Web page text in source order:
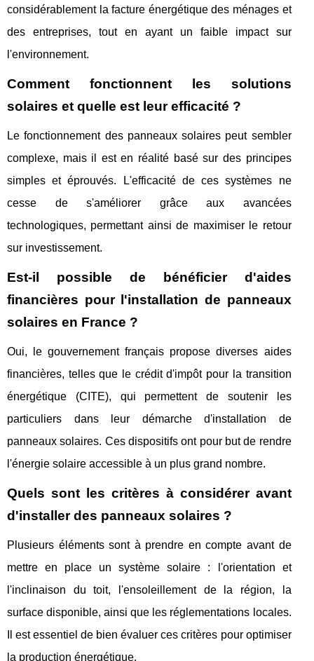
considérablement la facture énergétique des ménages et
des entreprises, tout en ayant un faible impact sur
l'environnement.
Comment fonctionnent les solutions
solaires et quelle est leur efficacité ?
Le fonctionnement des panneaux solaires peut sembler
complexe, mais il est en réalité basé sur des principes
simples et éprouvés. L'efficacité de ces systèmes ne
cesse de s'améliorer grâce aux avancées
technologiques, permettant ainsi de maximiser le retour
sur investissement.
Est-il possible de bénéficier d'aides
financières pour l'installation de panneaux
solaires en France ?
Oui, le gouvernement français propose diverses aides
financières, telles que le crédit d'impôt pour la transition
énergétique (CITE), qui permettent de soutenir les
particuliers dans leur démarche d'installation de
panneaux solaires. Ces dispositifs ont pour but de rendre
l'énergie solaire accessible à un plus grand nombre.
Quels sont les critères à considérer avant
d'installer des panneaux solaires ?
Plusieurs éléments sont à prendre en compte avant de
mettre en place un système solaire : l'orientation et
l'inclinaison du toit, l'ensoleillement de la région, la
surface disponible, ainsi que les réglementations locales.
Il est essentiel de bien évaluer ces critères pour optimiser
la production énergétique.